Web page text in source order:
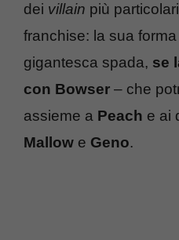
dei villain più
franchise: la sua
gigantesca spada, se
con Bowser – che
assieme a Peach e ai
Mallow e Geno.